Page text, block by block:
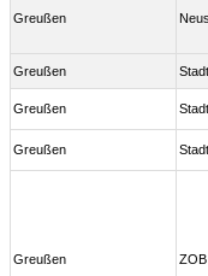
Greußen
Greußen
Greußen
Greußen
Greußen ZOB